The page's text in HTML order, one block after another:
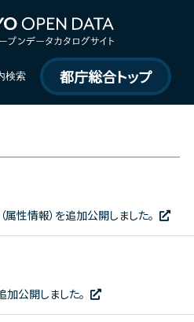
検索 都庁総合トップ
属性情報）を追加公開しました。
加公開しました。